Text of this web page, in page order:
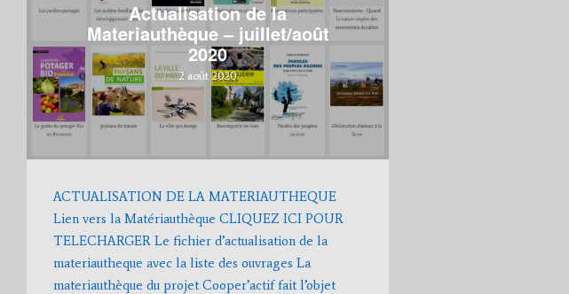
Actualisation de la
Materiauthèque – juillet/août
2020
2 août 2020
ACTUALISATION DE LA MATERIAUTHEQUE
Lien vers la Matériauthèque CLIQUEZ ICI POUR
TELECHARGER Le fichier d’actualisation de la
materiautheque avec la liste des ouvrages La
materiauthèque du projet Cooper’actif fait l’objet